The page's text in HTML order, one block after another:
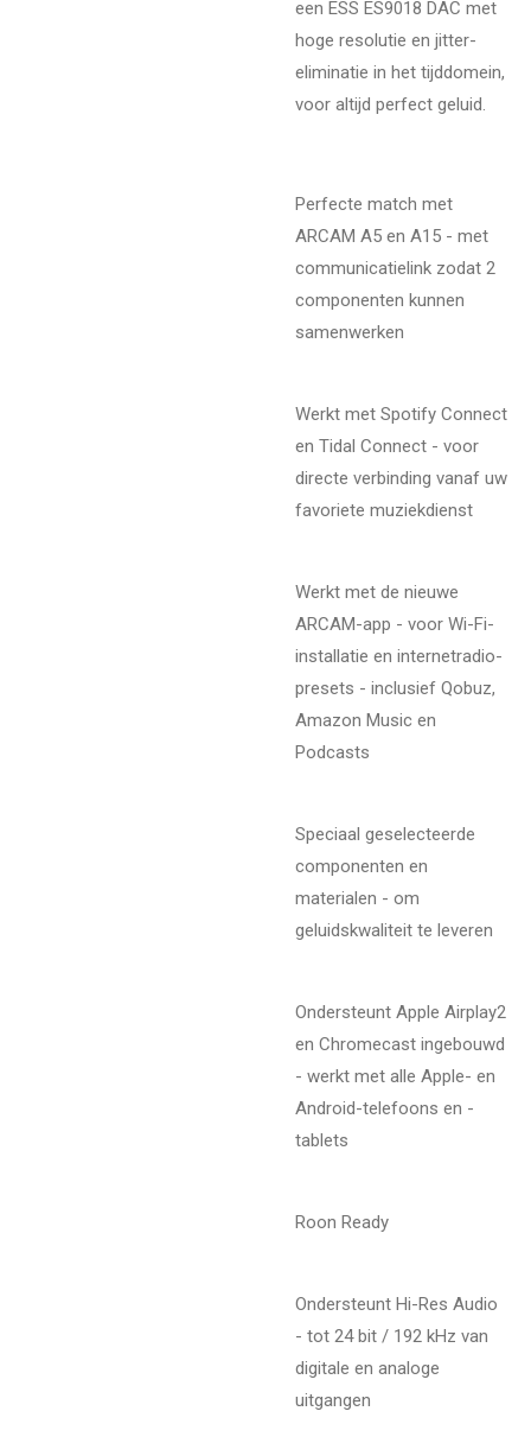
een ESS ES9018 DAC met
hoge resolutie en jitter-
eliminatie in het tijddomein,
voor altijd perfect geluid.
Perfecte match met
ARCAM A5 en A15 - met
communicatielink zodat 2
componenten kunnen
samenwerken
Werkt met Spotify Connect
en Tidal Connect - voor
directe verbinding vanaf uw
favoriete muziekdienst
Werkt met de nieuwe
ARCAM-app - voor Wi-Fi-
installatie en internetradio-
presets - inclusief Qobuz,
Amazon Music en
Podcasts
Speciaal geselecteerde
componenten en
materialen - om
geluidskwaliteit te leveren
Ondersteunt Apple Airplay2
en Chromecast ingebouwd
- werkt met alle Apple- en
Android-telefoons en -
tablets
Roon Ready
Ondersteunt Hi-Res Audio
- tot 24 bit / 192 kHz van
digitale en analoge
uitgangen